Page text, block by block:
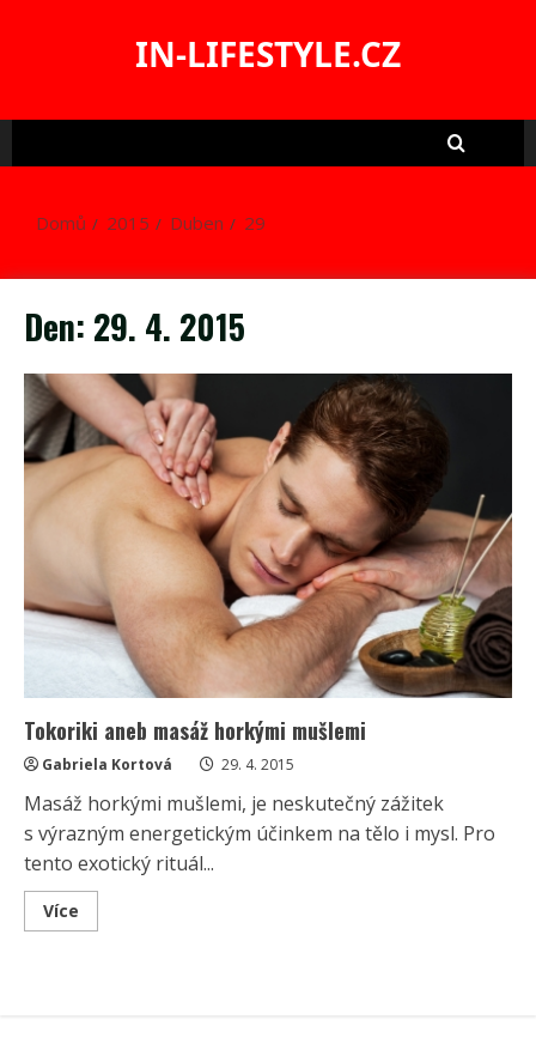
IN-LIFESTYLE.CZ
Domů 2015 Duben 29
Den: 29. 4. 2015
Tokoriki aneb masáž horkými mušlemi
Gabriela Kortová 29. 4. 2015
Masáž horkými mušlemi, je neskutečný zážitek
s výrazným energetickým účinkem na tělo i mysl. Pro
tento exotický rituál...
Více
more